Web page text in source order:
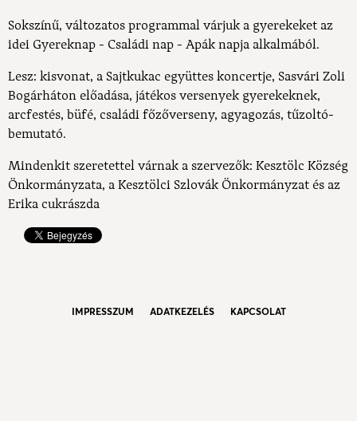
Sokszínű, változatos programmal várjuk a gyerekeket az
idei Gyereknap - Családi nap - Apák napja alkalmából.
Lesz: kisvonat, a Sajtkukac együttes koncertje, Sasvári Zoli
Bogárháton előadása, játékos versenyek gyerekeknek,
arcfestés, büfé, családi főzőverseny, agyagozás, tűzoltó-
bemutató.
Mindenkit szeretettel várnak a szervezők: Kesztölc Község
Önkormányzata, a Kesztölci Szlovák Önkormányzat és az
Erika cukrászda
IMPRESSZUM ADATKEZELÉS KAPCSOLAT